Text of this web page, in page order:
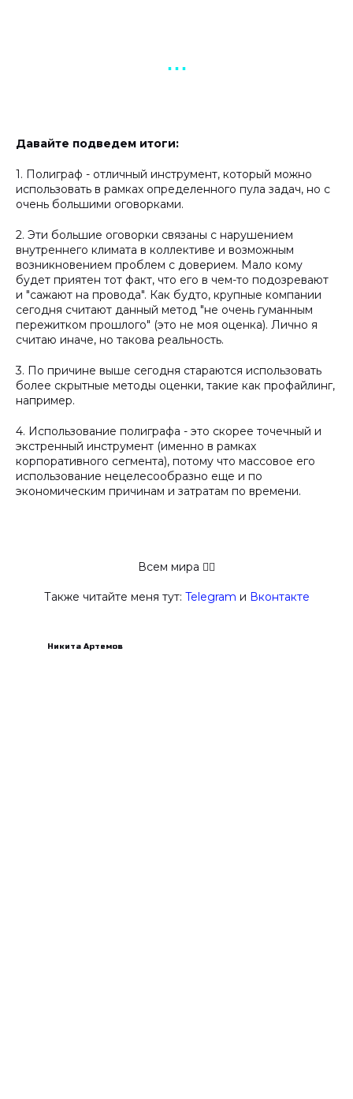
▪︎ ▪︎ ▪︎
Давайте подведем итоги:
1. Полиграф - отличный инструмент, который можно
использовать в рамках определенного пула задач, но с
очень большими оговорками.
2. Эти большие оговорки связаны с нарушением
внутреннего климата в коллективе и возможным
возникновением проблем с доверием. Мало кому
будет приятен тот факт, что его в чем-то подозревают
и "сажают на провода". Как будто, крупные компании
сегодня считают данный метод "не очень гуманным
пережитком прошлого" (это не моя оценка). Лично я
считаю иначе, но такова реальность.
3. По причине выше сегодня стараются использовать
более скрытные методы оценки, такие как профайлинг,
например.
4. Использование полиграфа - это скорее точечный и
экстренный инструмент (именно в рамках
корпоративного сегмента), потому что массовое его
использование нецелесообразно еще и по
экономическим причинам и затратам по времени.
Всем мира ✋🏻
Также читайте меня тут: Telegram и Вконтакте
Никита Артемов